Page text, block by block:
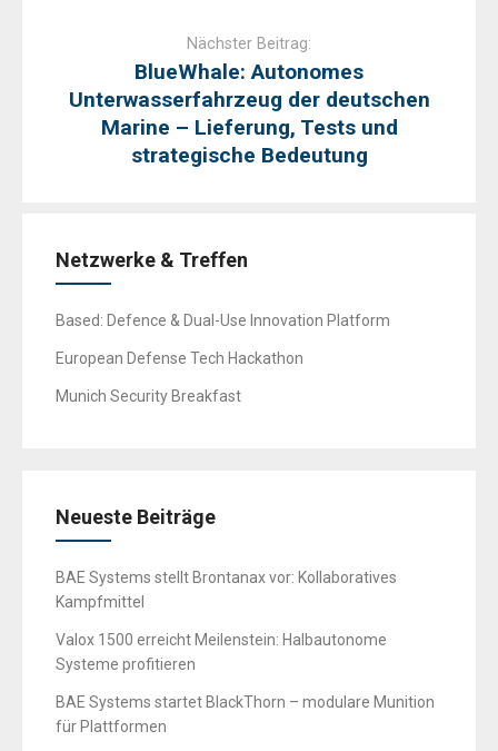
Nächster Beitrag:
BlueWhale: Autonomes
Unterwasserfahrzeug der deutschen
Marine – Lieferung, Tests und
strategische Bedeutung
Netzwerke & Treffen
Based: Defence & Dual-Use Innovation Platform
European Defense Tech Hackathon
Munich Security Breakfast
Neueste Beiträge
BAE Systems stellt Brontanax vor: Kollaboratives
Kampfmittel
Valox 1500 erreicht Meilenstein: Halbautonome
Systeme profitieren
BAE Systems startet BlackThorn – modulare Munition
für Plattformen